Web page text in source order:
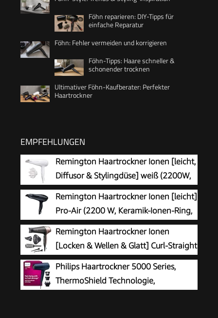
Föhn reparieren: DIY-Tipps für
einfache Reparatur
Föhn: Fehler vermeiden und korrigieren
Föhn-Tipps: Haare schneller &
schonender trocknen
Ultimativer Föhn-Kaufberater: Perfekter
Haartrockner
EMPFEHLUNGEN
Remington Haartrockner Ionen [leicht,
Diffusor & Stylingdüse] weiß (2200W,
Keramik-Ionen: schonendes Styling &
gleichmäßige Wärmeverteilung, 3 Heiz- & 2
separate Gebläsestufen + Abkühlstufe) D3199
Remington Haartrockner Ionen [leicht]
Pro-Air (2200 W, Keramik-Ionen-Ring,
Stylingdüse, 3 Heiz- & 2 separate
Gebläsestufen, Abkühlstufe) D5210
Remington Haartrockner Ionen
[Locken & Wellen & Glatt] Curl-Straight
(2200W, inkl 3 Stylingaufsätze: konisch
& Locken-Stylingdüse & Diffusor, 45mm
Rundbürste & Klammern, 3 Heiz-& 2
Philips Haartrockner 5000 Series,
ThermoShield Technologie,